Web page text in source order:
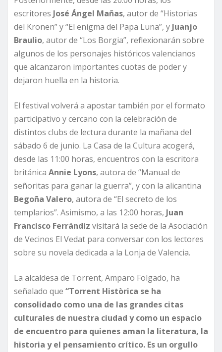
escritores José Ángel Mañas, autor de “Historias
del Kronen” y “El enigma del Papa Luna”, y Juanjo
Braulio, autor de “Los Borgia”, reflexionarán sobre
algunos de los personajes históricos valencianos
que alcanzaron importantes cuotas de poder y
dejaron huella en la historia.
El festival volverá a apostar también por el formato
participativo y cercano con la celebración de
distintos clubs de lectura durante la mañana del
sábado 6 de junio. La Casa de la Cultura acogerá,
desde las 11:00 horas, encuentros con la escritora
británica Annie Lyons, autora de “Manual de
señoritas para ganar la guerra”, y con la alicantina
Begoña Valero, autora de “El secreto de los
templarios”. Asimismo, a las 12:00 horas, Juan
Francisco Ferrándiz visitará la sede de la Asociación
de Vecinos El Vedat para conversar con los lectores
sobre su novela dedicada a la Lonja de Valencia.
La alcaldesa de Torrent, Amparo Folgado, ha
señalado que “Torrent Històrica se ha
consolidado como una de las grandes citas
culturales de nuestra ciudad y como un espacio
de encuentro para quienes aman la literatura, la
historia y el pensamiento crítico. Es un orgullo